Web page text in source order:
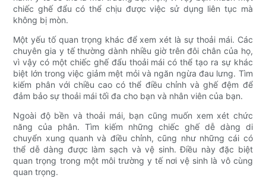
chiếc ghế đẩu có thể chịu được việc sử dụng liên tục mà
không bị mòn.
Một yếu tố quan trọng khác để xem xét là sự thoải mái. Các
chuyên gia y tế thường dành nhiều giờ trên đôi chân của họ,
vì vậy có một chiếc ghế đẩu thoải mái có thể tạo ra sự khác
biệt lớn trong việc giảm mệt mỏi và ngăn ngừa đau lưng. Tìm
kiếm phân với chiều cao có thể điều chỉnh và ghế đệm để
đảm bảo sự thoải mái tối đa cho bạn và nhân viên của bạn.
Ngoài độ bền và thoải mái, bạn cũng muốn xem xét chức
năng của phân. Tìm kiếm những chiếc ghế dễ dàng di
chuyển xung quanh và điều chỉnh, cũng như những cái có
thể dễ dàng được làm sạch và vệ sinh. Điều này đặc biệt
quan trọng trong một môi trường y tế nơi vệ sinh là vô cùng
quan trọng.